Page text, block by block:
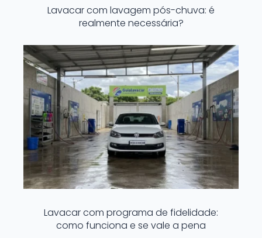
Lavacar com lavagem pós-chuva: é
realmente necessária?
Lavacar com programa de fidelidade:
como funciona e se vale a pena